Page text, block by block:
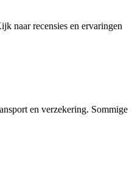
naar recensies en ervaringen
en verzekering. Sommige